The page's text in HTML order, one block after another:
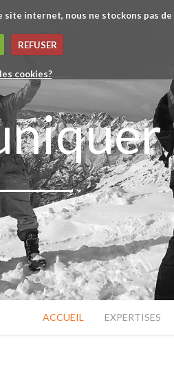
internet, nous ne stockons pas
REFUSER
cookies?
ACCUEIL EXPERTISES